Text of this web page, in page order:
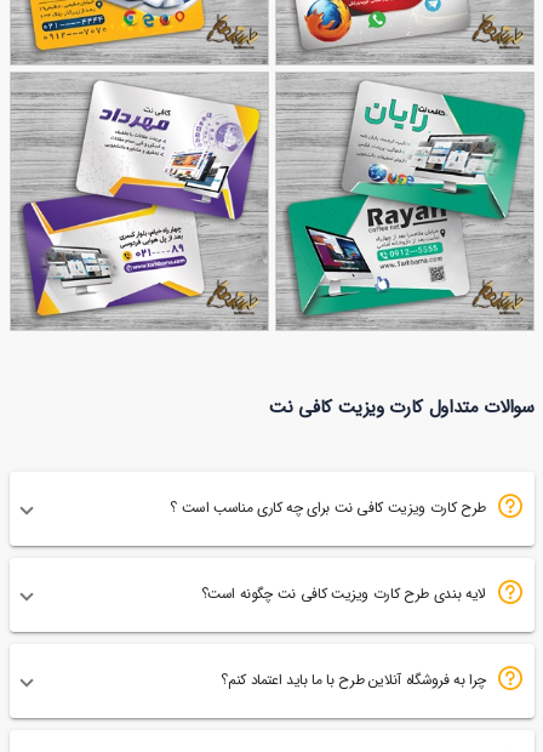
طرح کارت ویزیت کافی نت
103
طرح کارت ویزیت کافی نت
282
سوالات متداول کارت ویزیت کافی نت
طرح کارت ویزیت کافی نت برای چه کاری مناسب است ؟
لایه بندی طرح کارت ویزیت کافی نت چگونه است؟
چرا به فروشگاه آنلاین طرح با ما باید اعتماد کنم؟